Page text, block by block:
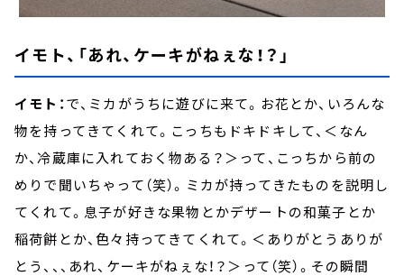
イモト、「あれ、ケーキがねぇな！？」
イモト：で、ミカがうちに遊びに来て。お花とか、いろんな
物を持ってきてくれて。こっちもドキドキして、＜なん
か、冷蔵庫に入れておく物ある？＞って、こっちから前の
めりで聞いちゃって（笑）。ミカが持ってきたものを説明し
てくれて。息子が好きな果物とかデザートの和菓子とか
稲荷餅とか、色々持ってきてくれて。＜ありがとうありが
とう、、、あれ、ケーキがねぇな！？＞って（笑）。その瞬間